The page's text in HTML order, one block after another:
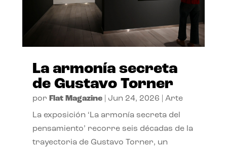
La armonía secreta
de Gustavo Torner
por Flat Magazine| Jun 24, 2026 Arte
La exposición ‘La armonía secreta del
pensamiento’ recorre seis décadas de la
trayectoria de Gustavo Torner, un